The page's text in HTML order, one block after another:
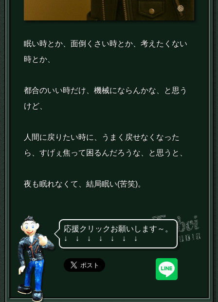
眠い時とか、面倒くさい時とか、考えたくない
時とか、
都合のいい時だけ、機械にならんかな、と思う
けど、
人間に戻りたい時に、うまく戻せなくなった
ら、すげぇ焦って困るんだろうな、と思うと、
夜も眠れなくて、結局眠い(苦笑)。
応援クリックお願いします～。
↓ ↓ ↓ ↓ ↓ ↓ ↓